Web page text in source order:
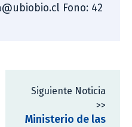
Fono: 42
Siguiente Noticia
>>
Ministerio de las